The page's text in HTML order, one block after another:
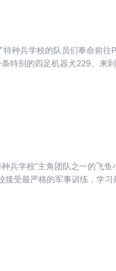
特种兵学校的队员们奉命前
特别的四足机器犬229。来
种兵学校”主角团队之一的飞
受最严格的军事训练，学